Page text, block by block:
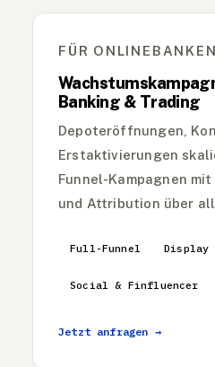
FÜR
Banking & Trading
Depoteröffnungen,
Erstaktivierungen
Funnel-Kampagnen
und Attribution über
Full-Funnel Display
Social & Finfluencer
Jetzt anfragen →